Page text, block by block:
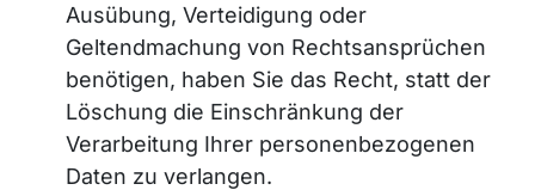
Ausübung, Verteidigung oder
Geltendmachung von Rechtsansprüchen
benötigen, haben Sie das Recht, statt der
Löschung die Einschränkung der
Verarbeitung Ihrer personenbezogenen
Daten zu verlangen.